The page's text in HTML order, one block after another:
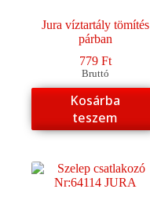
Jura víztartály tömítés
párban
779 Ft
Bruttó
Kosárba
teszem